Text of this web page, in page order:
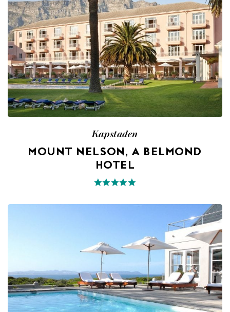
Kapstaden
MOUNT NELSON, A BELMOND
HOTEL